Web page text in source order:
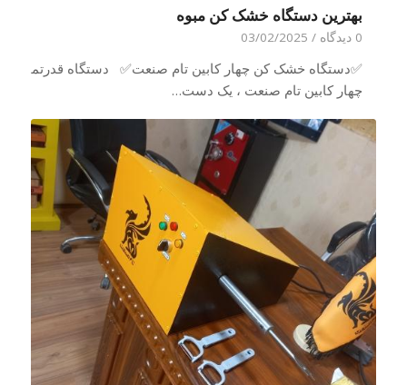
بهترین دستگاه خشک کن مبوه
0 دیدگاه /
03/02/2025
✅دستگاه خشک کن چهار کابین تام صنعت✅ دستگاه قدرتمند
چهار کابین تام صنعت ، یک دست…